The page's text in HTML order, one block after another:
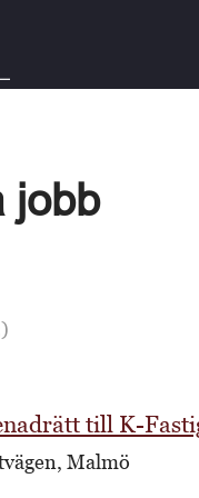
jobb
till K-
Malmö